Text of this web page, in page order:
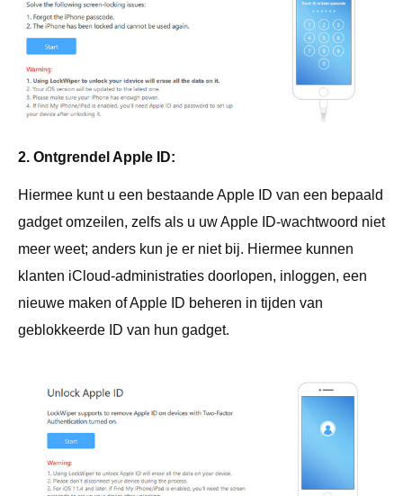
2. Ontgrendel Apple ID:
Hiermee kunt u een bestaande Apple ID van een bepaald
gadget omzeilen, zelfs als u uw Apple ID-wachtwoord niet
meer weet; anders kun je er niet bij. Hiermee kunnen
klanten iCloud-administraties doorlopen, inloggen, een
nieuwe maken of Apple ID beheren in tijden van
geblokkeerde ID van hun gadget.